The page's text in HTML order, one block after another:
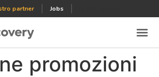
partner Jobs
promozioni